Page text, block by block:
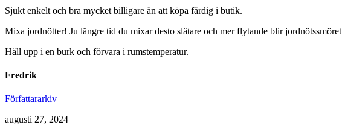
Sjukt enkelt och bra mycket billigare än att köpa färdig i butik.
Mixa jordnötter! Ju längre tid du mixar desto slätare och mer flytande blir
Häll upp i en burk och förvara i rumstemperatur.
Fredrik
Författararkiv
augusti 27, 2024